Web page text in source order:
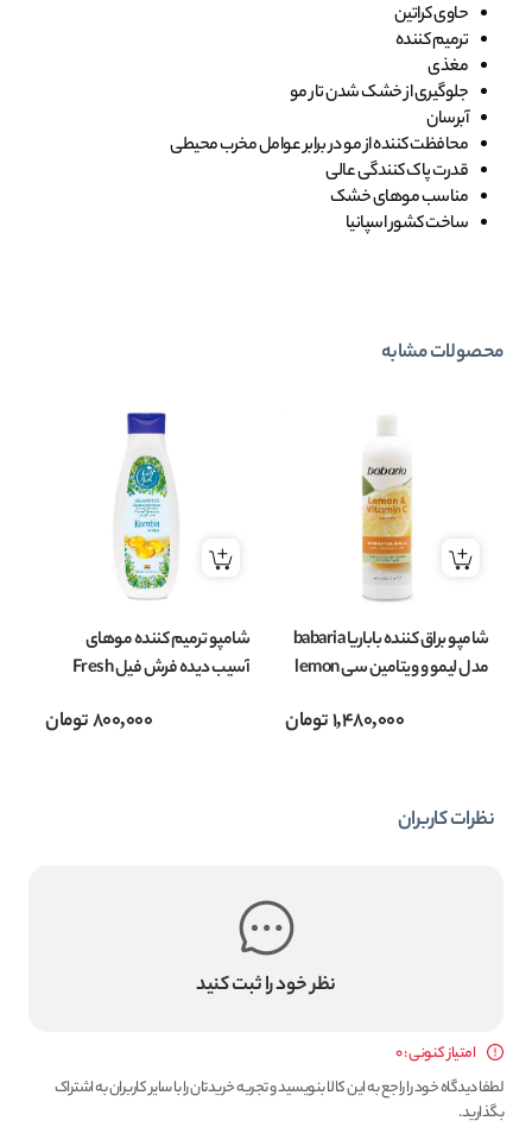
حاوی کراتین
ترمیم کننده
مغذی
جلوگیری از خشک شدن تار مو
آبرسان
محافظت کننده از مو در برابر عوامل مخرب محیطی
قدرت پاک کنندگی عالی
مناسب موهای خشک
ساخت کشور اسپانیا
محصولات مشابه
شامپو براق کننده باباریا babaria
مدل لیمو و ویتامین سی lemon
1,480,000تومان
شامپو ترمیم کننده موهای
آسیب دیده فرش فیل Fresh
800,000تومان
نظرات کاربران
نظر خود را ثبت کنید
امتیاز کنونی : 0
لطفا دیدگاه خود را راجع به این کالا بنویسید و تجربه خریدتان را با سایر کاربران به اشتراک
بگذارید.